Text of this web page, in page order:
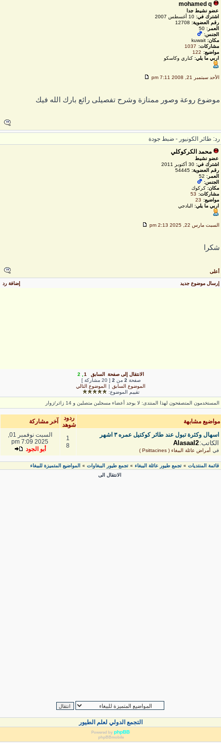
mohamed q
عضو نشيط جدا
اشترك في:10 أغسطس 2007
رقم العضوية:12708
العمر: 50
الجنس:
مكان:kuwait
مشاركات:
1037
مواضيع:
122
اربي ما يلي:كناري وكاسكو
الأحد سبتمبر 21, 2008 7:11 pm
روعة وصور ممتازة وشرح تفصيلى رائع بارك الله فيك
طائر الكونيور - ضبط جودة
محمد الكركوكلي
عضو نشيط
اشترك في:30 أكتوبر 2011
رقم العضوية:54445
العمر: 52
الجنس:
مكان:كركوك
مشاركات:
53
مواضيع:
23
اربي ما يلي:البادجي
السبت مارس 22, 2025 2:13 pm
أعلى
إرسال موضوع جديد إضافة رد
الانتقال إلى صفحة السابق ,
2
صفحة2من 2[ 20 مشاركة ]
الموضوع السابق| الموضوع التالي
تقييم الموضوع:
المستخدمون المتصفحون لهذا المنتدى: لا يوجد أعضاء مسجلين متصلين و 14 زائر/زوار
مشابهة
ردود
شوهد
آخر مشاركة
اسهال وكثرة تبول عند طائر كوكتيل عمره ٣ اشهر
الكاتب:Alasaal2
في أمراض عائلة الببغاء ( Psittacines )
1
8
السبت نوفمبر 01,
2025 7:09 pm
أبو الجود
قائمة المنتديات» تجمع طيور عائلة الببغاء» تجمع طيور الببغاوات»
المواضيع المتميزة للببغاء
الانتقال الى
التجمع الدولي لعلم الطيور
Powered byphpBB
phpBBmobile